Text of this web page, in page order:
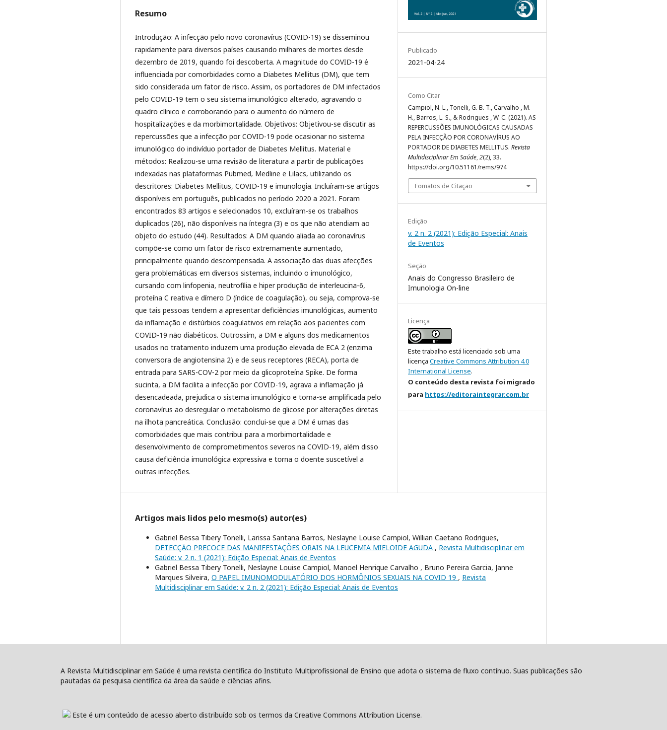
Resumo
Introdução: A infecção pelo novo coronavírus (COVID-19) se disseminou
rapidamente para diversos países causando milhares de mortes desde
dezembro de 2019, quando foi descoberta. A magnitude do COVID-19 é
influenciada por comorbidades como a Diabetes Mellitus (DM), que tem
sido considerada um fator de risco. Assim, os portadores de DM infectados
pelo COVID-19 tem o seu sistema imunológico alterado, agravando o
quadro clínico e corroborando para o aumento do número de
hospitalizações e da morbimortalidade. Objetivos: Objetivou-se discutir as
repercussões que a infecção por COVID-19 pode ocasionar no sistema
imunológico do indivíduo portador de Diabetes Mellitus. Material e
métodos: Realizou-se uma revisão de literatura a partir de publicações
indexadas nas plataformas Pubmed, Medline e Lilacs, utilizando os
descritores: Diabetes Mellitus, COVID-19 e imunologia. Incluíram-se artigos
disponíveis em português, publicados no período 2020 a 2021. Foram
encontrados 83 artigos e selecionados 10, excluíram-se os trabalhos
duplicados (26), não disponíveis na íntegra (3) e os que não atendiam ao
objeto do estudo (44). Resultados: A DM quando aliada ao coronavírus
compõe-se como um fator de risco extremamente aumentado,
principalmente quando descompensada. A associação das duas afecções
gera problemáticas em diversos sistemas, incluindo o imunológico,
cursando com linfopenia, neutrofilia e hiper produção de interleucina-6,
proteína C reativa e dímero D (índice de coagulação), ou seja, comprova-se
que tais pessoas tendem a apresentar deficiências imunológicas, aumento
da inflamação e distúrbios coagulativos em relação aos pacientes com
COVID-19 não diabéticos. Outrossim, a DM e alguns dos medicamentos
usados no tratamento induzem uma produção elevada de ECA 2 (enzima
conversora de angiotensina 2) e de seus receptores (RECA), porta de
entrada para SARS-COV-2 por meio da glicoproteína Spike. De forma
sucinta, a DM facilita a infecção por COVID-19, agrava a inflamação já
desencadeada, prejudica o sistema imunológico e torna-se amplificada pelo
coronavírus ao desregular o metabolismo de glicose por alterações diretas
na ilhota pancreática. Conclusão: conclui-se que a DM é umas das
comorbidades que mais contribui para a morbimortalidade e
desenvolvimento de comprometimentos severos na COVID-19, além disso
causa deficiência imunológica expressiva e torna o doente suscetível a
outras infecções.
Publicado
2021-04-24
Como Citar
Campiol, N. L., Tonelli, G. B. T., Carvalho , M.
H., Barros, L. S., & Rodrigues , W. C. (2021). AS
REPERCUSSÕES IMUNOLÓGICAS CAUSADAS
PELA INFECÇÃO POR CORONAVÍRUS AO
PORTADOR DE DIABETES MELLITUS. Revista
Multidisciplinar Em Saúde,2(2), 33.
https://doi.org/10.51161/rems/974
Fomatos de Citação
Edição
v. 2 n. 2 (2021): Edição Especial: Anais
de Eventos
Seção
Anais do Congresso Brasileiro de
Imunologia On-line
Licença
Este trabalho está licenciado sob uma
licença Creative Commons Attribution 4.0
International License.
O conteúdo desta revista foi migrado
para https://editoraintegrar.com.br
Artigos mais lidos pelo mesmo(s) autor(es)
Gabriel Bessa Tibery Tonelli, Larissa Santana Barros, Neslayne Louise Campiol, Willian Caetano Rodrigues,
DETECÇÃO PRECOCE DAS MANIFESTAÇÕES ORAIS NA LEUCEMIA MIELOIDE AGUDA , Revista Multidisciplinar em
Saúde: v. 2 n. 1 (2021): Edição Especial: Anais de Eventos
Gabriel Bessa Tibery Tonelli, Neslayne Louise Campiol, Manoel Henrique Carvalho , Bruno Pereira Garcia, Janne
Marques Silveira, O PAPEL IMUNOMODULATÓRIO DOS HORMÔNIOS SEXUAIS NA COVID 19 , Revista
Multidisciplinar em Saúde: v. 2 n. 2 (2021): Edição Especial: Anais de Eventos
A Revista Multidisciplinar em Saúde é uma revista científica do Instituto Multiprofissional de Ensino que adota o sistema de fluxo contínuo. Suas publicações são
pautadas da pesquisa científica da área da saúde e ciências afins.
Este é um conteúdo de acesso aberto distribuído sob os termos da Creative Commons Attribution License.